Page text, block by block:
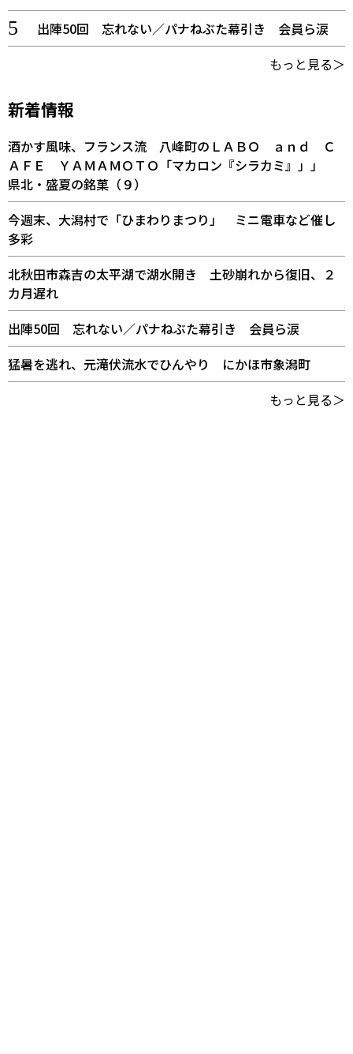
出陣50回 忘れない／パナねぶた幕引き 会員ら涙
もっと見る＞
新着情報
酒かす風味、フランス流 八峰町のＬＡＢＯ ａｎｄ Ｃ
ＡＦＥ ＹＡＭＡＭＯＴＯ「マカロン『シラカミ』」」
県北・盛夏の銘菓（９）
今週末、大潟村で「ひまわりまつり」 ミニ電車など催し
多彩
北秋田市森吉の太平湖で湖水開き 土砂崩れから復旧、２
カ月遅れ
出陣50回 忘れない／パナねぶた幕引き 会員ら涙
猛暑を逃れ、元滝伏流水でひんやり にかほ市象潟町
もっと見る＞